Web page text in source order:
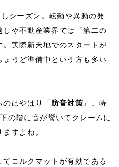
シーズン。転勤や異動の発
や不動産業界では「第二の
実際新天地でのスタートが
うど準備中という方も多い
はやはり「 防音対策 」。特
の階に音が響いてクレームに
すよね。
コルクマットが有効である